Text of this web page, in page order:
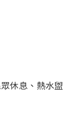
休息、熱水盥